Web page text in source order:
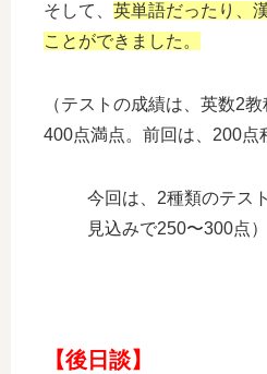
そして、 英単語だったり、
ことができました。
（テストの成績は、英数2
400点満点。前回は、200点
今回は、2種類のテス
見込みで250〜300点）
【後日談】